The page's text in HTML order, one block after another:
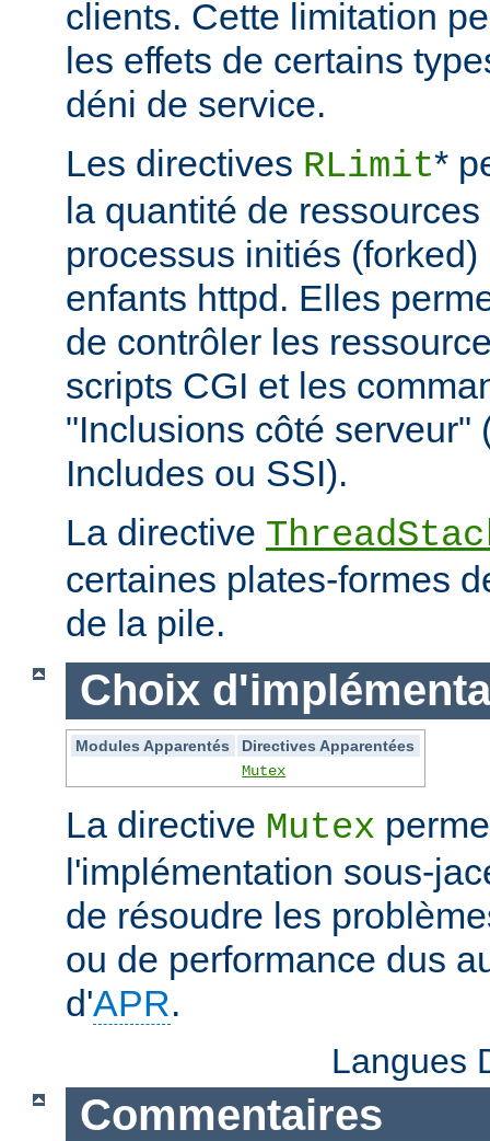
clients. Cette limitation
les effets de certains
déni de service.
Les directives RLimit*
la quantité de
processus initiés
enfants httpd. Elles
de contrôler les
scripts CGI et les
"Inclusions côté serveur"
Includes ou SSI).
La directive
certaines plates-formes
de la pile.
Choix
Modules Apparentés
Directives Apparentées
Mutex
La directive Mutex
l'implémentation sous-
de résoudre les
ou de performance dus
d'APR.
Langues
Commentaires